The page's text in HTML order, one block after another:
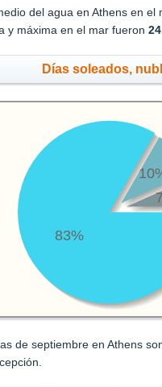
del agua en Athens en
y máxima en el mar fueron
Días soleados,
83%
de septiembre en Athens